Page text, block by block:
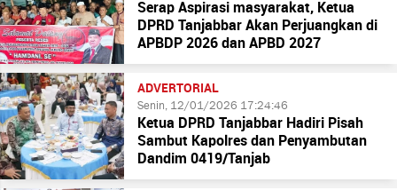
Serap Aspirasi masyarakat, Ketua
DPRD Tanjabbar Akan Perjuangkan di
APBDP 2026 dan APBD 2027
ADVERTORIAL
Senin, 12/01/2026 17:24:46
Ketua DPRD Tanjabbar Hadiri Pisah
Sambut Kapolres dan Penyambutan
Dandim 0419/Tanjab